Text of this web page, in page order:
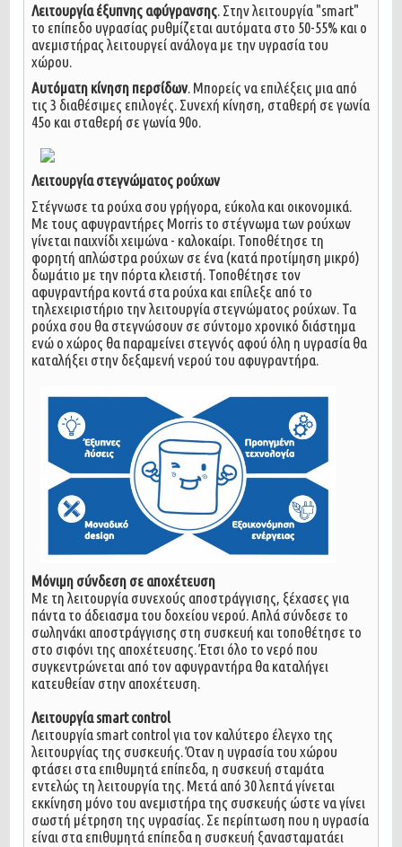
Λειτουργία έξυπνης αφύγρανσης . Στην λειτουργία "smart"
το επίπεδο υγρασίας ρυθμίζεται αυτόματα στο 50-55% και ο
ανεμιστήρας λειτουργεί ανάλογα με την υγρασία του
χώρου.
Αυτόματη κίνηση περσίδων. Μπορείς να επιλέξεις μια από
τις 3 διαθέσιμες επιλογές. Συνεχή κίνηση, σταθερή σε γωνία
45ο και σταθερή σε γωνία 90ο.
Λειτουργία στεγνώματος ρούχων
Στέγνωσε τα ρούχα σου γρήγορα, εύκολα και οικονομικά.
Με τους αφυγραντήρες Morris το στέγνωμα των ρούχων
γίνεται παιχνίδι χειμώνα - καλοκαίρι. Τοποθέτησε τη
φορητή απλώστρα ρούχων σε ένα (κατά προτίμηση μικρό)
δωμάτιο με την πόρτα κλειστή. Τοποθέτησε τον
αφυγραντήρα κοντά στα ρούχα και επίλεξε από το
τηλεχειριστήριο την λειτουργία στεγνώματος ρούχων. Τα
ρούχα σου θα στεγνώσουν σε σύντομο χρονικό διάστημα
ενώ ο χώρος θα παραμείνει στεγνός αφού όλη η υγρασία θα
καταλήξει στην δεξαμενή νερού του αφυγραντήρα.
Μόνιμη σύνδεση σε αποχέτευση
Με τη λειτουργία συνεχούς αποστράγγισης, ξέχασες για
πάντα το άδειασμα του δοχείου νερού. Απλά σύνδεσε το
σωληνάκι αποστράγγισης στη συσκευή και τοποθέτησε το
στο σιφόνι της αποχέτευσης. Έτσι όλο το νερό που
συγκεντρώνεται από τον αφυγραντήρα θα καταλήγει
κατευθείαν στην αποχέτευση.
Λειτουργία smart control
Λειτουργία smart control για τον καλύτερο έλεγχο της
λειτουργίας της συσκευής. Όταν η υγρασία του χώρου
φτάσει στα επιθυμητά επίπεδα, η συσκευή σταμάτα
εντελώς τη λειτουργία της. Μετά από 30 λεπτά γίνεται
εκκίνηση μόνο του ανεμιστήρα της συσκευής ώστε να γίνει
σωστή μέτρηση της υγρασίας. Σε περίπτωση που η υγρασία
είναι στα επιθυμητά επίπεδα η συσκευή ξανασταματάει